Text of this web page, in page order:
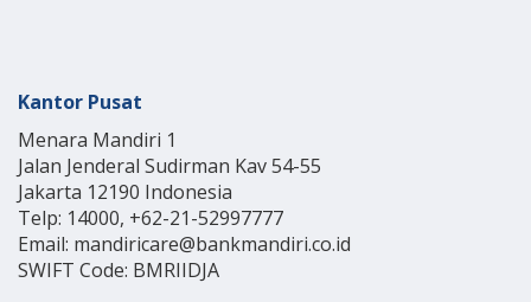
Kantor Pusat
Menara Mandiri 1
Jalan Jenderal Sudirman Kav 54-55
Jakarta 12190 Indonesia
Telp: 14000, +62-21-52997777
Email: mandiricare@bankmandiri.co.id
SWIFT Code: BMRIIDJA